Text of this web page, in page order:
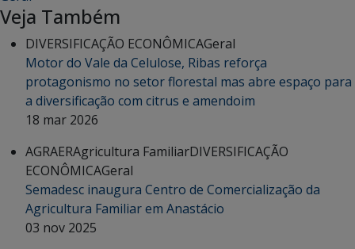
Veja Também
DIVERSIFICAÇÃO ECONÔMICAGeral
Motor do Vale da Celulose, Ribas reforça
protagonismo no setor florestal mas abre espaço para
a diversificação com citrus e amendoim
18 mar 2026
AGRAERAgricultura FamiliarDIVERSIFICAÇÃO
ECONÔMICAGeral
Semadesc inaugura Centro de Comercialização da
Agricultura Familiar em Anastácio
03 nov 2025